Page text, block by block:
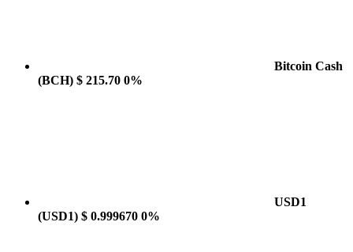
Bitcoin Cash
(BCH) $ 215.70 0%
USD1
(USD1) $ 0.999670 0%